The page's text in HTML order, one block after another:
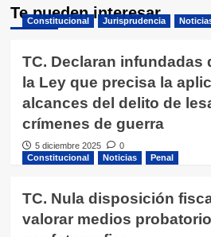
Te pueden interesar
Constitucional Jurisprudencia
TC. Declaran infundadas
la Ley que precisa la
alcances del delito de
crímenes de guerra
5 diciembre 2025
0
Constitucional
Noticias Penal
TC. Nula disposición
valorar medios